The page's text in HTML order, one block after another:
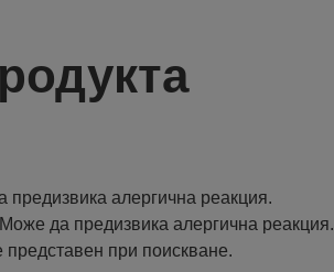
алергична реакция.
да предизвика алергична реакция.
при поискване.